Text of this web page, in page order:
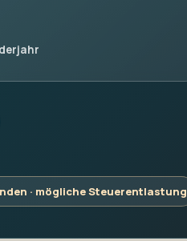
· mögliche Steuerentlastung